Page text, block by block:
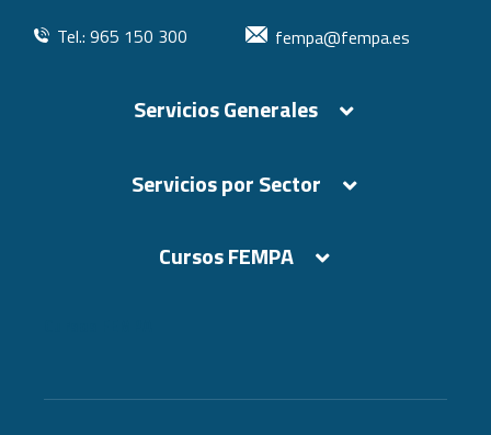
Tel.: 965 150 300 fempa@fempa.es
Servicios Generales
Servicios por Sector
Cursos FEMPA